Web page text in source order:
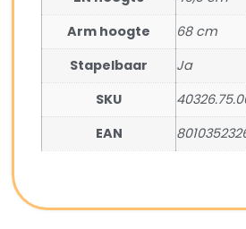
Arm hoogte
68 cm
Stapelbaar
Ja
SKU
EAN